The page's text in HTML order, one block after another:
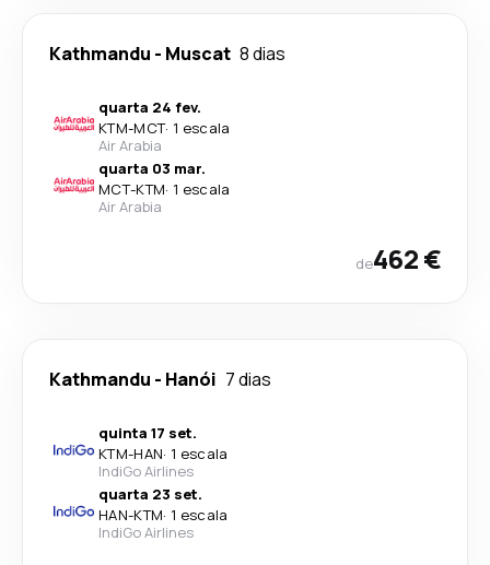
Kathmandu - Muscat 8 dias
quarta 24 fev.
KTM-MCT· 1 escala
Air Arabia
quarta 03 mar.
MCT-KTM· 1 escala
Air Arabia
de462 €
Kathmandu - Hanói 7 dias
quinta 17 set.
KTM-HAN· 1 escala
IndiGo Airlines
quarta 23 set.
HAN-KTM· 1 escala
IndiGo Airlines